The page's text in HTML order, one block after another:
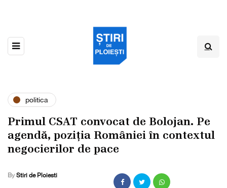
politica
Primul CSAT convocat de Bolojan. Pe
agendă, poziția României în contextul
negocierilor de pace
By Stiri de Ploiesti